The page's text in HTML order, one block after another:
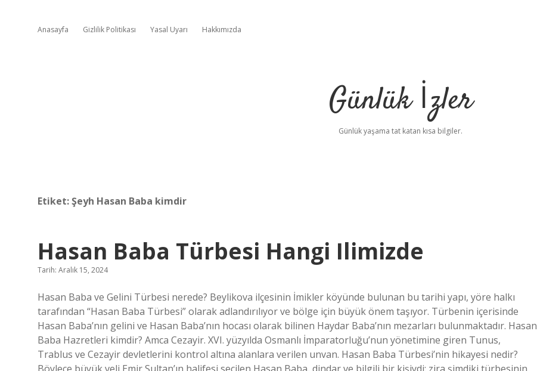
Anasayfa Gizlilik Politikası Yasal Uyarı Hakkımızda
Günlük İzler
Günlük yaşama tat katan kısa bilgiler.
Etiket:Şeyh Hasan Baba kimdir
Hasan Baba Türbesi Hangi Ilimizde
Tarih: Aralık 15, 2024
Hasan Baba ve Gelini Türbesi nerede? Beylikova ilçesinin İmikler köyünde bulunan bu tarihi yapı, yöre halkı
tarafından “Hasan Baba Türbesi” olarak adlandırılıyor ve bölge için büyük önem taşıyor. Türbenin içerisinde
Hasan Baba’nın gelini ve Hasan Baba’nın hocası olarak bilinen Haydar Baba’nın mezarları bulunmaktadır. Hasan
Baba Hazretleri kimdir? Amca Cezayir. XVI. yüzyılda Osmanlı İmparatorluğu’nun yönetimine giren Tunus,
Trablus ve Cezayir devletlerini kontrol altına alanlara verilen unvan. Hasan Baba Türbesi’nin hikayesi nedir?